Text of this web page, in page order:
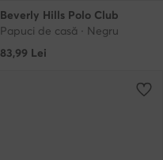
Beverly Hills Polo Club
Papuci de casă · Negru
83,99 Lei